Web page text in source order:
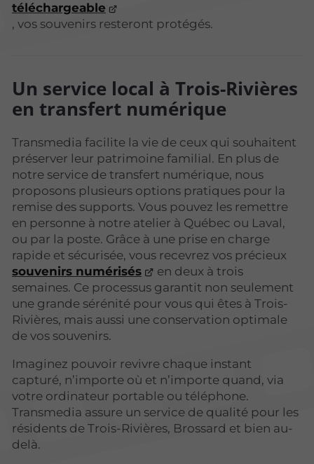
téléchargeable
, vos souvenirs resteront protégés.
Un service local à Trois-Rivières
en transfert numérique
Transmedia facilite la vie de ceux qui souhaitent
préserver leur patrimoine familial. En plus de
notre service de transfert numérique, nous
proposons plusieurs options pratiques pour la
remise des supports. Vous pouvez les remettre
en personne à notre atelier à Québec ou Laval,
ou par la poste. Grâce à une prise en charge
rapide et sécurisée, vous recevrez vos précieux
souvenirs numérisés
en deux à trois
semaines. Ce processus garantit non seulement
une grande sérénité pour vous qui êtes à Trois-
Rivières, mais aussi une conservation optimale
de vos souvenirs.
Imaginez pouvoir revivre chaque instant
capturé, n’importe où et n’importe quand, via
votre ordinateur portable ou téléphone.
Transmedia assure un service de qualité pour les
résidents de Trois-Rivières, Brossard et bien au-
delà.